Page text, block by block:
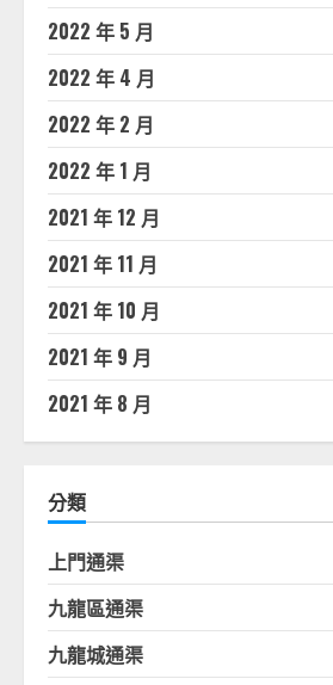
2022 年 5 月
2022 年 4 月
2022 年 2 月
2022 年 1 月
2021 年 12 月
2021 年 11 月
2021 年 10 月
2021 年 9 月
2021 年 8 月
分類
上門通渠
九龍區通渠
九龍城通渠